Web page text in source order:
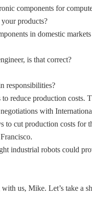
components for
products?
in domestic
is that correct?
responsibilities?
reduce production costs.
with
to cut production costs for
industrial robots could
us, Mike. Let’s take a